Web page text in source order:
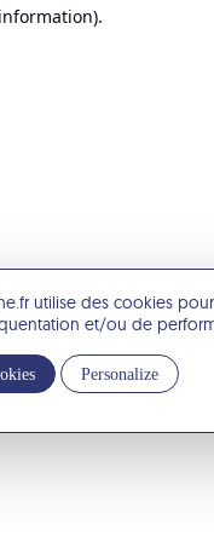
utilise des cookies
et/ou de
Personalize